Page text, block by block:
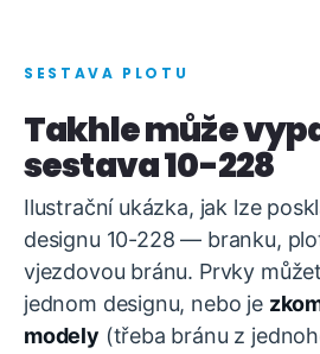
SESTAVA PLOTU
Takhle může
sestava 10-228
Ilustrační ukázka, jak lze
designu 10-228 — branku,
vjezdovou bránu. Prvky
jednom designu, nebo je
modely (třeba bránu z